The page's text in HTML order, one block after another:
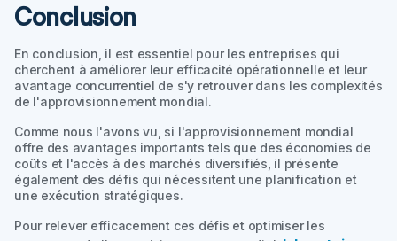
Conclusion
En conclusion, il est essentiel pour les entreprises qui
cherchent à améliorer leur efficacité opérationnelle et leur
avantage concurrentiel de s'y retrouver dans les complexités
de l'approvisionnement mondial.
Comme nous l'avons vu, si l'approvisionnement mondial
offre des avantages importants tels que des économies de
coûts et l'accès à des marchés diversifiés, il présente
également des défis qui nécessitent une planification et
une exécution stratégiques.
Pour relever efficacement ces défis et optimiser les